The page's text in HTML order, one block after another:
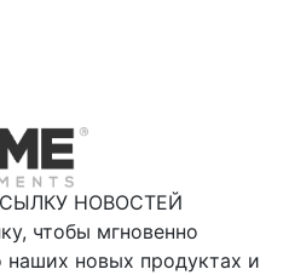
НОВОСТЕЙ
чтобы мгновенно
новых продуктах и